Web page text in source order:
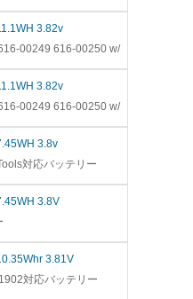
3.82v
00249 616-00250 w/
3.82v
00249 616-00250 w/
3.8v
対応バッテリー
3.8V
3.81V
対応バッテリー